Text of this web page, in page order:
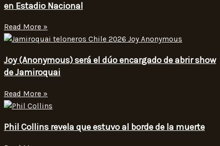
en Estadio Nacional
Read More »
Joy (Anonymous) será el dúo encargado de abrir show
de Jamiroquai
Read More »
Phil Collins revela que estuvo al borde de la muerte